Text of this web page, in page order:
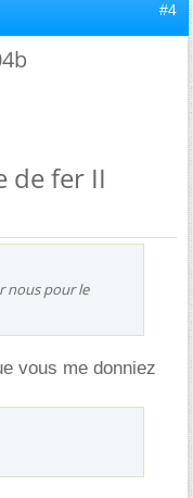
#4
de fer II
nous pour le
vous me donniez